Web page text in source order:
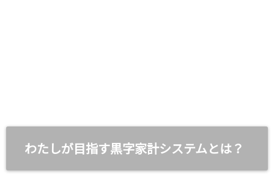
わたしが目指す黒字家計システムとは？